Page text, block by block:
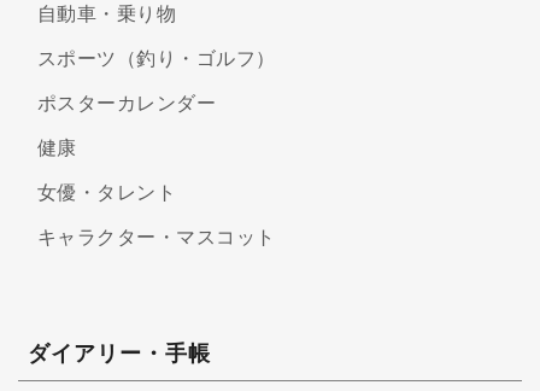
自動車・乗り物
スポーツ（釣り・ゴルフ）
ポスターカレンダー
健康
女優・タレント
キャラクター・マスコット
ダイアリー・手帳